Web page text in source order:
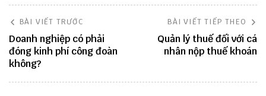
BÀI VIẾT TRƯỚC
Doanh nghiệp có phải
đóng kinh phí công đoàn
không?
BÀI VIẾT TIẾP THEO
Quản lý thuế đối với cá
nhân nộp thuế khoán